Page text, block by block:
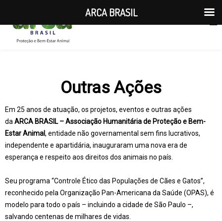
Outras Ações
Em 25 anos de atuação, os projetos, eventos e outras ações
da ARCA BRASIL – Associação Humanitária de Proteção e Bem-
Estar Animal, entidade não governamental sem fins lucrativos,
independente e apartidária, inauguraram uma nova era de
esperança e respeito aos direitos dos animais no país.
Seu programa “Controle Ético das Populações de Cães e Gatos”,
reconhecido pela Organização Pan-Americana da Saúde (OPAS), é
modelo para todo o país – incluindo a cidade de São Paulo –,
salvando centenas de milhares de vidas.
ARCA BRASIL